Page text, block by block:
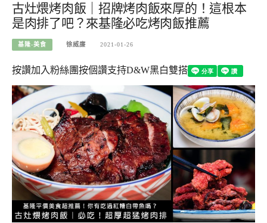
古灶煨烤肉飯｜招牌烤肉飯來厚的！這根本
是肉排了吧？來基隆必吃烤肉飯推薦
基隆-美食 徐威廉 2021-01-26
按讚加入粉絲團按個讚支持D&W黑白雙搭